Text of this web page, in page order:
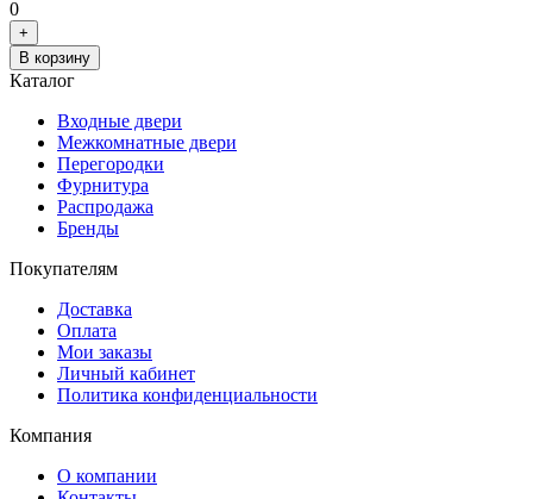
0
+
В корзину
Каталог
Входные двери
Межкомнатные двери
Перегородки
Фурнитура
Распродажа
Бренды
Покупателям
Доставка
Оплата
Мои заказы
Личный кабинет
Политика конфиденциальности
Компания
О компании